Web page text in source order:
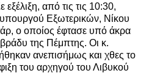
εξέλιξη, από τις τις 10:30,
Εξωτερικών, Νίκου
ο οποίος έφτασε υπό άκρα
της Πέμπτης. Οι κ.
ανεπισήμως και χθες το
του αρχηγού του Λιβυκού